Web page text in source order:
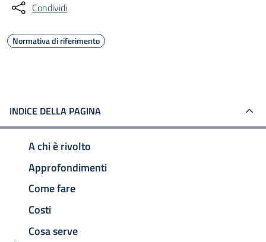
Condividi
Normativa di riferimento
INDICE DELLA PAGINA
A chi è rivolto
Approfondimenti
Come fare
Costi
Cosa serve